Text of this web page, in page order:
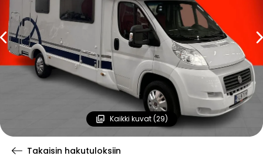
Kaikki kuvat (29)
Takaisin hakutuloksiin